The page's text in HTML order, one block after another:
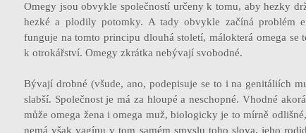
Omegy jsou obvykle společností určeny k tomu, aby hezky
hezké a plodily potomky. A tady obvykle začíná problém
funguje na tomto principu dlouhá století, málokterá omega se
k otrokářství. Omegy zkrátka nebývají svobodné.
Bývají drobné (všude, ano, podepisuje se to i na genitáliích
slabší. Společnost je má za hloupé a neschopné. Vhodné
může omega žena i omega muž, biologicky je to mírně
nemá však vagínu v tom samém smyslu toho slova, jeho